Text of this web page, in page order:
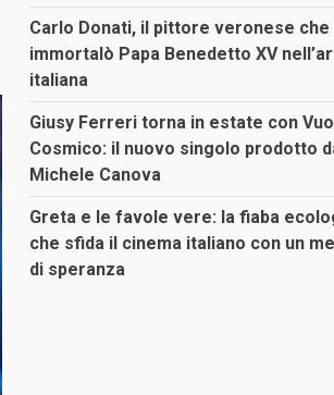
Carlo Donati, il pittore veronese che
immortalò Papa Benedetto XV
italiana
Giusy Ferreri torna in estate con
Cosmico: il nuovo singolo prodotto
Michele Canova
Greta e le favole vere: la fiaba
che sfida il cinema italiano con un
di speranza